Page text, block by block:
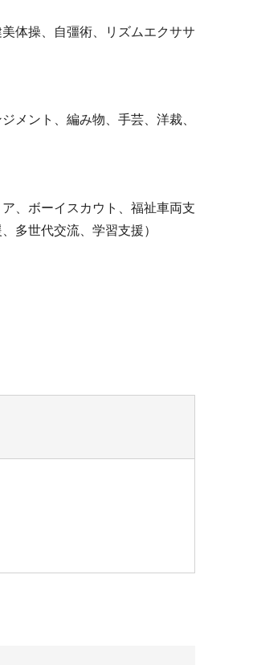
体操、自彊術、リズムエクササ
メント、編み物、手芸、洋裁、
、ボーイスカウト、福祉車両支
多世代交流、学習支援）